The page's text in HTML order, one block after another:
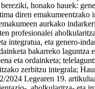
honako hauek:
diren emakumeentzako
aurkako
profesionalei
integratua, eta genero-
bakarreko laguntza
eta ordainketa;
zerbitzu integrala;
2024 Legearen 19.